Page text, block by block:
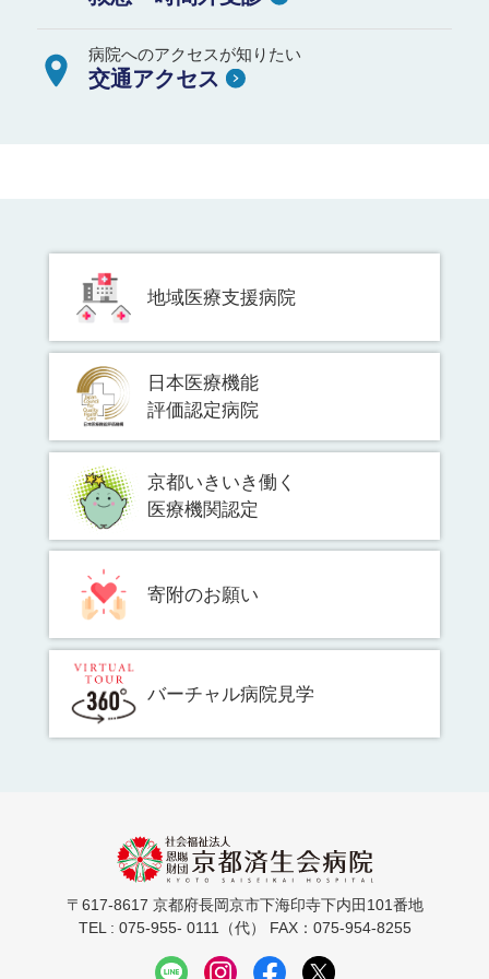
病院へのアクセスが知りたい
交通アクセス
地域医療支援病院
日本医療機能
評価認定病院
京都いきいき働く
医療機関認定
寄附のお願い
バーチャル病院見学
〒617-8617 京都府長岡京市下海印寺下内田101番地
TEL : 075-955- 0111（代） FAX：075-954-8255